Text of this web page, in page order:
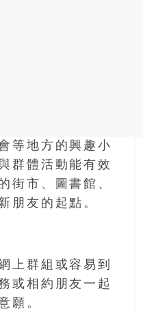
等地方的興趣小
群體活動能有效
街市、圖書館、
朋友的起點。
上群組或容易到
或相約朋友一起
願。